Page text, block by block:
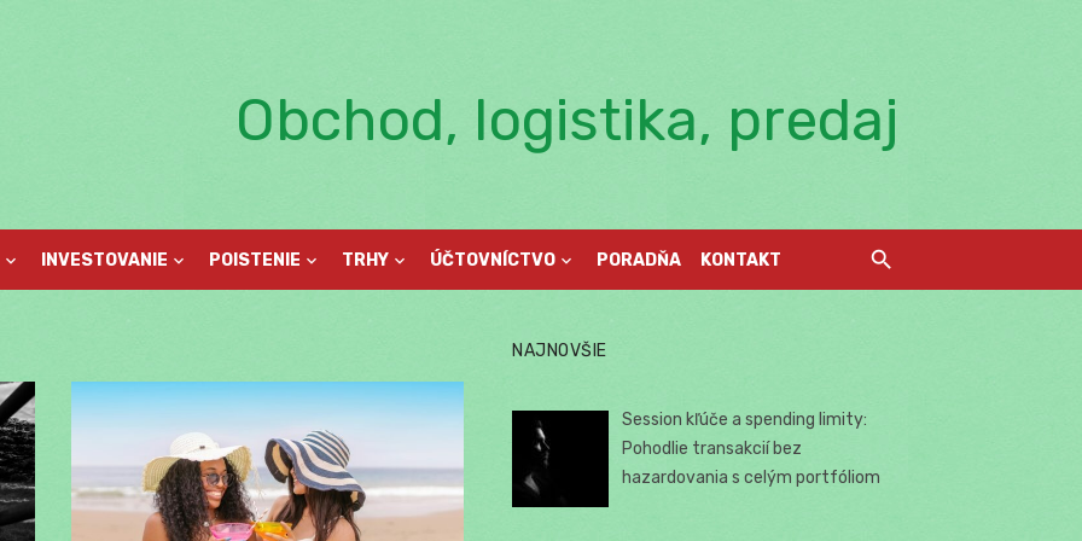
Obchod, logistika, predaj
INVESTOVANIE POISTENIE TRHY ÚČTOVNÍCTVO PORADŇA KONTAKT
NAJNOVŠIE
Session kľúče a spending limity:
Pohodlie transakcií bez
hazardovania s celým portfóliom